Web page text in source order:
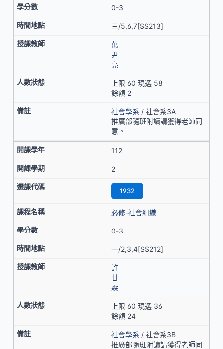
0-3
三/5,6,7[SS213]
萬
尹
亮
上限 60 現選 58
餘額 2
社會學系 / 社會系3A
推廣部隨班附讀請獲得老師同
意。
112
2
1932
必修-社會組織
0-3
一/2,3,4[SS212]
許
甘
霖
上限 60 現選 36
餘額 24
社會學系 / 社會系3B
推廣部隨班附讀請獲得老師同